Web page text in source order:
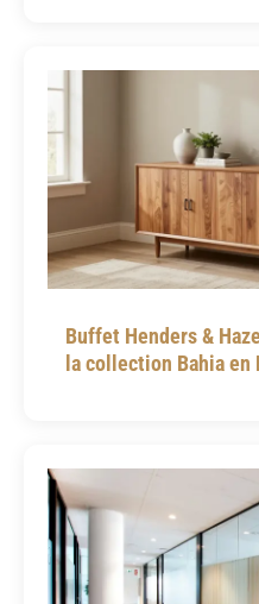
Buffet Henders &
la collection Bahia en